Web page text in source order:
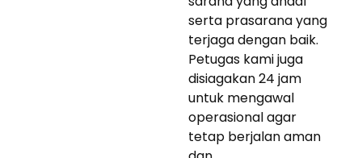
serta prasarana yang
terjaga dengan baik.
Petugas kami juga
disiagakan 24 jam
untuk mengawal
operasional agar
tetap berjalan aman